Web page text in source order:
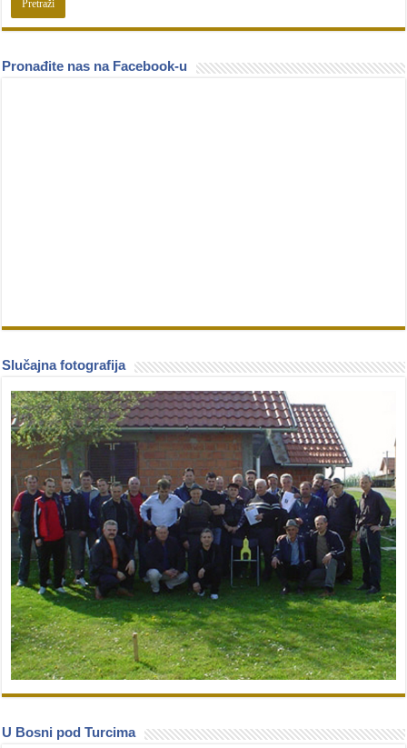
Pronađite nas na Facebook-u
Slučajna fotografija
U Bosni pod Turcima